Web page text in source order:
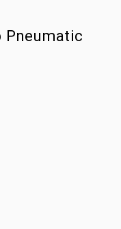
Pneumatic